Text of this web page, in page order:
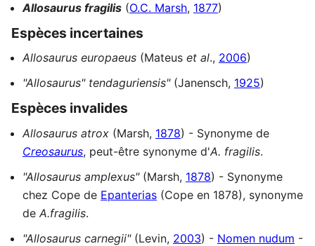
Allosaurus fragilis (O.C. Marsh, 1877)
Espèces incertaines
Allosaurus europaeus (Mateus et al., 2006)
"Allosaurus" tendaguriensis"(Janensch, 1925)
Espèces invalides
Allosaurus atrox (Marsh, 1878) - Synonyme de
Creosaurus, peut-être synonyme d'A. fragilis.
"Allosaurus amplexus"(Marsh, 1878) - Synonyme
chez Cope de Epanterias (Cope en 1878), synonyme
de A.fragilis.
"Allosaurus carnegii"(Levin, 2003) - Nomen nudum -